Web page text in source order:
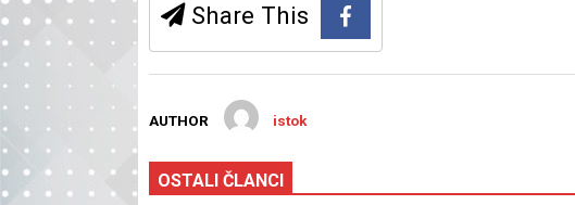
Share This
AUTHOR istok
OSTALI ČLANCI